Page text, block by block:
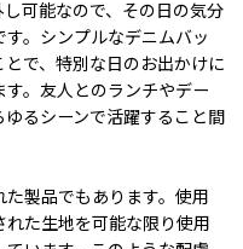
可能なので、その日の気分
。シンプルなデニムバッ
で、特別な日のお出かけに
。友人とのランチやデー
るシーンで活躍すること間
製品でもあります。使用
た生地を可能な限り使用